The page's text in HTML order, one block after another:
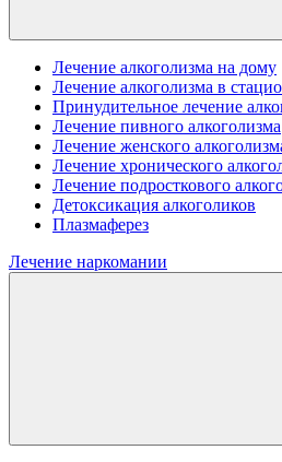
Лечение алкоголизма на дому
Лечение алкоголизма в
Принудительное лечение
Лечение пивного алкоголизма
Лечение женского
Лечение хронического
Лечение подросткового
Детоксикация алкоголиков
Плазмаферез
Лечение наркомании